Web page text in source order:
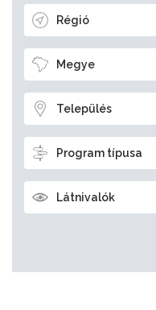
Régió
Megye
Település
Program típusa
Látnivalók